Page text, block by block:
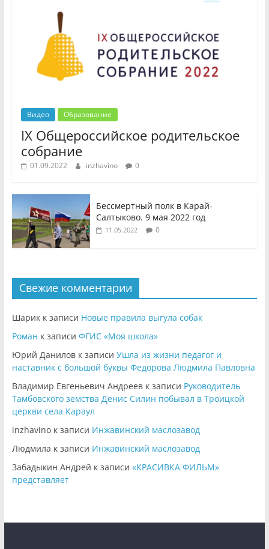
Видео Образование
IX Общероссийское родительское
собрание
01.09.2022 inzhavino 0
Бессмертный полк в Карай-
Салтыково. 9 мая 2022 год
11.05.2022 0
Свежие комментарии
Шарикк записи Новые правила выгула собак
Роман к записи ФГИС «Моя школа»
Юрий Даниловк записи Ушла из жизни педагог и
наставник с большой буквы Федорова Людмила Павловна
Владимир Евгеньевич Андреевк записи Руководитель
Тамбовского земства Денис Силин побывал в Троицкой
церкви села Караул
inzhavinoк записи Инжавинский маслозавод
Людмила к записи Инжавинский маслозавод
Забадыкин Андрей к записи «КРАСИВКА ФИЛЬМ»
представляет